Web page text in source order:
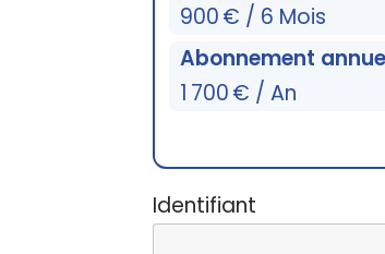
900 € / 6 Mois
Abonnement
1 700 € / An
Identifiant